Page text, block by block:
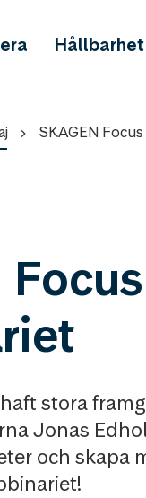
Hållbarhet
SKAGEN
stora
Jonas
och skapa